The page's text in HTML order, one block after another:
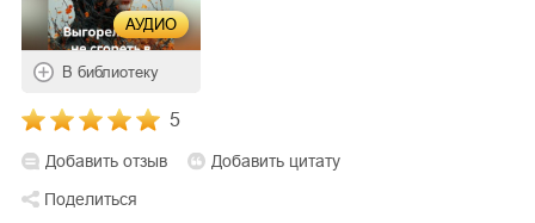
АУДИО
В библиотеку
5
Добавить отзыв
Добавить цитату
Поделиться